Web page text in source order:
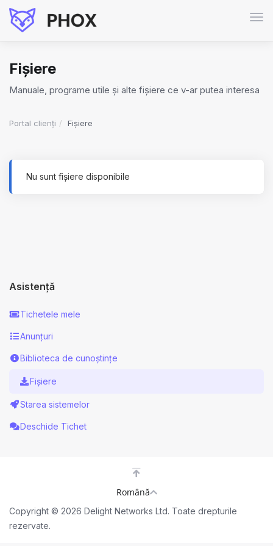
Asistență
Tichetele mele
Anunțuri
Biblioteca de cunoștințe
Fișiere
Starea sistemelor
Deschide Tichet
Fișiere
Manuale, programe utile și alte fișiere ce v-ar putea interesa
Portal clienți Fișiere
Nu sunt fișiere disponibile
Copyright © 2026 Delight Networks Ltd. Toate drepturile
rezervate.
Română